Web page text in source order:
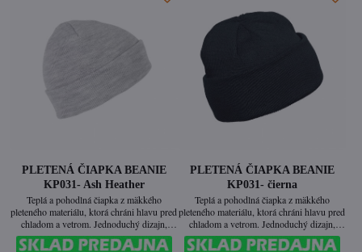
PLETENÁ ČIAPKA BEANIE
KP031- Ash Heather
Teplá a pohodlná čiapka z mäkkého
pleteného materiálu, ktorá chráni hlavu pred
chladom a vetrom. Jednoduchý dizajn,
ktorý sa hodí ku každej zimnej výbave.
PLETENÁ ČIAPKA BEANIE
KP031- čierna
Teplá a pohodlná čiapka z mäkkého
pleteného materiálu, ktorá chráni hlavu pred
chladom a vetrom. Jednoduchý dizajn,
ktorý sa hodí ku každej zimej výbave.